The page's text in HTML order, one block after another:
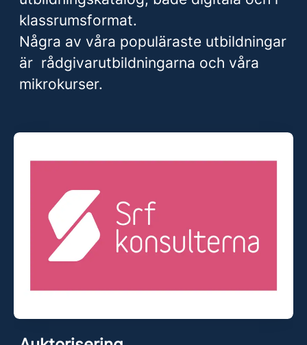
klassrumsformat.
Några av våra populäraste utbildningar
är rådgivarutbildningarna och våra
mikrokurser.